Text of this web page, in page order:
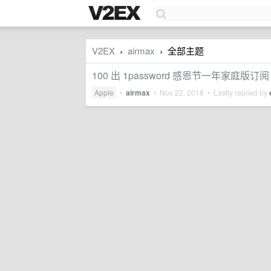
V2EX › airmax › 全部主题
100 出 1password 感恩节一年家庭版订阅
Apple • airmax • Nov 22, 2018 • Lastly replied by